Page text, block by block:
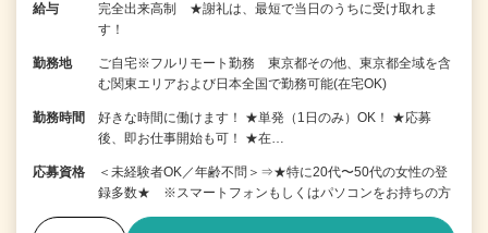
給与
完全出来高制 ★謝礼は、最短で当日のうちに受け取れま
す！
勤務地
ご自宅※フルリモート勤務 東京都その他、東京都全域を含
む関東エリアおよび日本全国で勤務可能(在宅OK)
勤務時間
好きな時間に働けます！ ★単発（1日のみ）OK！ ★応募
後、即お仕事開始も可！ ★在…
応募資格
＜未経験者OK／年齢不問＞⇒★特に20代〜50代の女性の登
録多数★ ※スマートフォンもしくはパソコンをお持ちの方